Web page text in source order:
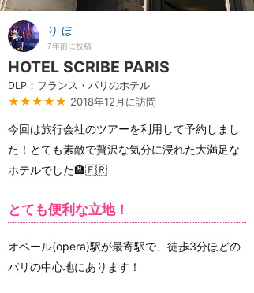
り ほ
7年前に投稿
HOTEL SCRIBE PARIS
DLP：フランス・パリのホテル
★★★★★ 2018年12月に訪問
今回は旅行会社のツアーを利用して予約しまし
た！とても素敵で贅沢な気分に浸れた大満足な
ホテルでした🏨🇫🇷
とても便利な立地！
オベール(opera)駅が最寄駅で、徒歩3分ほどの
パリの中心地にあります！